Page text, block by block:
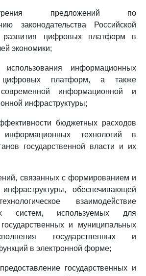
предложений по
законодательства Российской
цифровых платформ в
экономики;
информационных
цифровых платформ, а также
информационной и
инфраструктуры;
бюджетных расходов
технологий в
государственной власти и их
связанных с формированием и
инфраструктуры, обеспечивающей
взаимодействие
систем, используемых для
и муниципальных
государственных и
в электронной форме;
государственных и